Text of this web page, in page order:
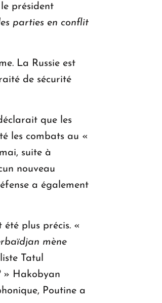
président
parties en conflit
La Russie est
de sécurité
que les
les combats au «
suite à
nouveau
a également
plus précis. «
mène
Tatul
» Hakobyan
Poutine a